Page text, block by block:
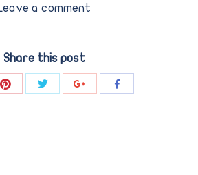
a comment
Share this post
Share
Share
Share
navigation